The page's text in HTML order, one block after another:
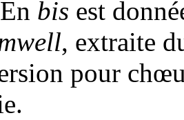
bis est
, extraite
pour